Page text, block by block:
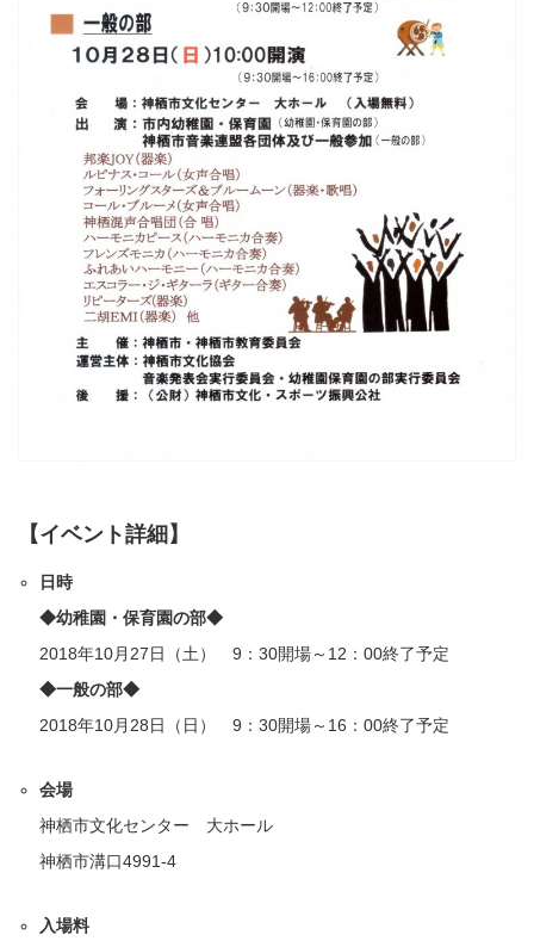
【イベント詳細】
日時
◆幼稚園・保育園の部◆
2018年10月27日（土） 9：30開場～12：00終了予定
◆一般の部◆
2018年10月28日（日） 9：30開場～16：00終了予定
会場
神栖市文化センター 大ホール
神栖市溝口4991-4
入場料